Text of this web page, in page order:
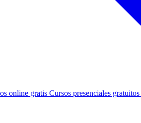
online gratis Cursos presenciales gratuitos